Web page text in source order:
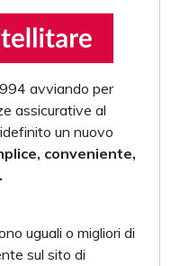
avviando per
assicurative al
un nuovo
conveniente,
uguali o migliori di
sul sito di